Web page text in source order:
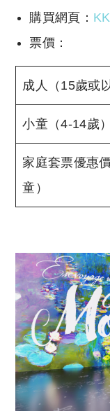
購買網頁：
票價：
成人（15歲或
小童（4-14歲）
家庭套票優惠
童）